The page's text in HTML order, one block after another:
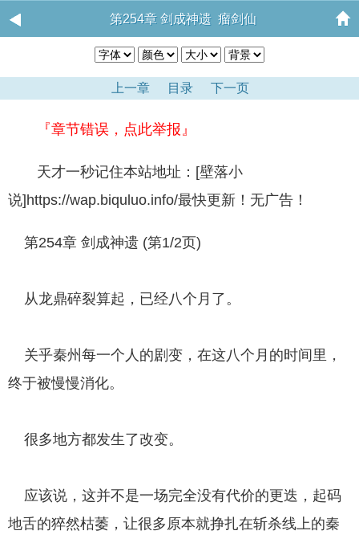
第254章 剑成神遗 瘤剑仙
上一章 目录 下一页
『章节错误，点此举报』
天才一秒记住本站地址：[壁落小
说]https://wap.biquluo.info/最快更新！无广告！
第254章 剑成神遗 (第1/2页)
从龙鼎碎裂算起，已经八个月了。
关乎秦州每一个人的剧变，在这八个月的时间里，
终于被慢慢消化。
很多地方都发生了改变。
应该说，这并不是一场完全没有代价的更迭，起码
地舌的猝然枯萎，让很多原本就挣扎在斩杀线上的秦